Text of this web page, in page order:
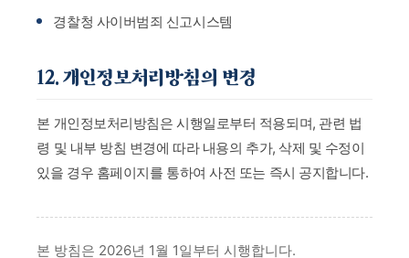
경찰청 사이버범죄 신고시스템
12. 개인정보처리방침의 변경
본 개인정보처리방침은 시행일로부터 적용되며, 관련 법
령 및 내부 방침 변경에 따라 내용의 추가, 삭제 및 수정이
있을 경우 홈페이지를 통하여 사전 또는 즉시 공지합니다.
본 방침은 2026년 1월 1일부터 시행합니다.